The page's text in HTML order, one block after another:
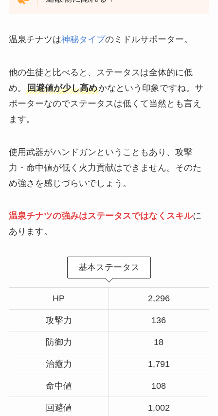
温泉チナツは神秘タイプのミドルサポーター。
他の生徒と比べると、ステータスは全体的に低
め。 回避値が少し高めかなという印象ですね。サ
ポーターなのでステータスは低くて当然とも言え
ます。
使用武器がハンドガンということもあり、攻撃
力・命中値が低く火力貢献はできません。そのた
め強さを感じづらいでしょう。
温泉チナツの強みはステータスではなくスキルに
あります。
基本ステータス
HP 2,296
攻撃力 136
防御力 18
治癒力 1,791
命中値 108
回避値 1,002